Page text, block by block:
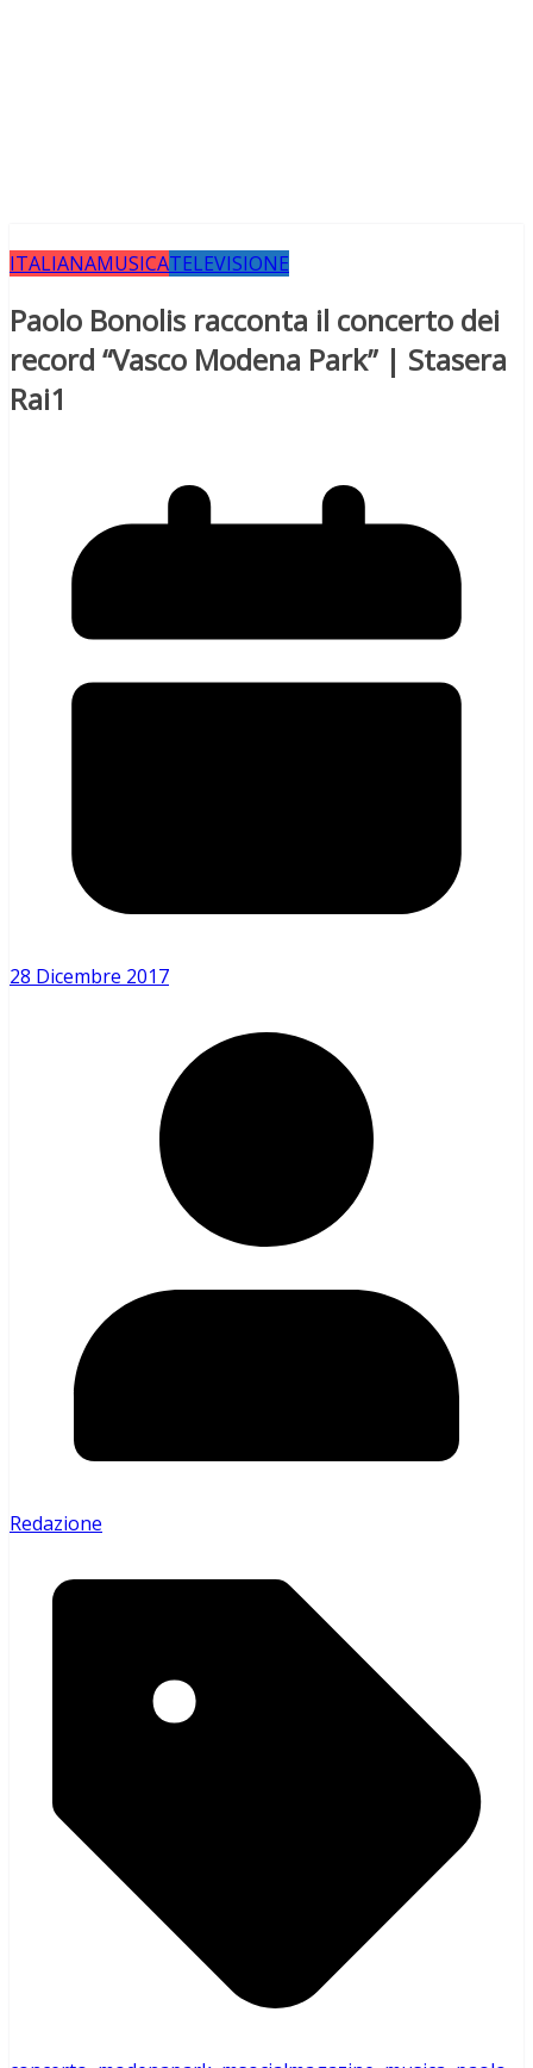
ITALIANAMUSICATELEVISIONE
Paolo Bonolis racconta il concerto dei
record “Vasco Modena Park” | Stasera
Rai1
28 Dicembre 2017
Redazione